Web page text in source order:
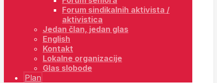
Forum sindikalnih aktivista /
aktivistica
Jedan član, jedan glas
English
Kontakt
Lokalne organizacije
Glas slobode
Plan